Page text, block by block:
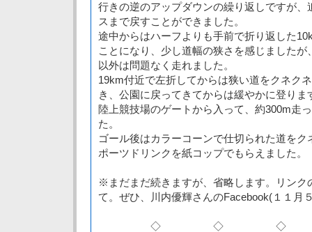
行きの逆のアップダウンの繰り返しですが、
スまで戻すことができました。
途中からはハーフよりも手前で折り返した
ことになり、少し道幅の狭さを感じました
以外は問題なく走れました。
19km付近で左折してからは狭い道をクネク
き、公園に戻ってきてからは緩やかに登りま
陸上競技場のゲートから入って、約300m走
た。
ゴール後はカラーコーンで仕切られた道を
ポーツドリンクを紙コップでもらえました。
※まだまだ続きますが、省略します。リンク
て。ぜひ、川内優輝さんのFacebook(１１月
◇ ◇ ◇